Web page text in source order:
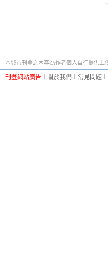
本城市刊登之內容為作者個人自行提供上
刊登網站廣告 關於我們 常見問題